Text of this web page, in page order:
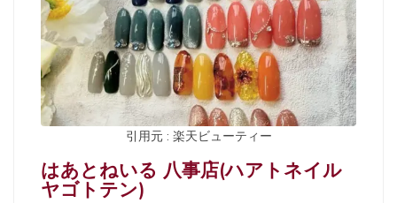
引用元 : 楽天ビューティー
はあとねいる 八事店(ハアトネイル
ヤゴトテン)